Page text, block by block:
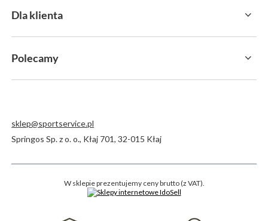
Dla klienta
Polecamy
sklep@sportservice.pl
Springos Sp. z o. o., Kłaj 701,32-015 Kłaj
W sklepie prezentujemy ceny brutto (z VAT).